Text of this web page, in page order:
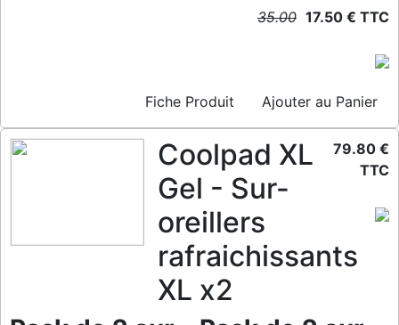
35.00 17.50 € TTC
Fiche Produit Ajouter au Panier
Coolpad XL
Gel - Sur-
oreillers
rafraichissants
XL x2
79.80 €
TTC